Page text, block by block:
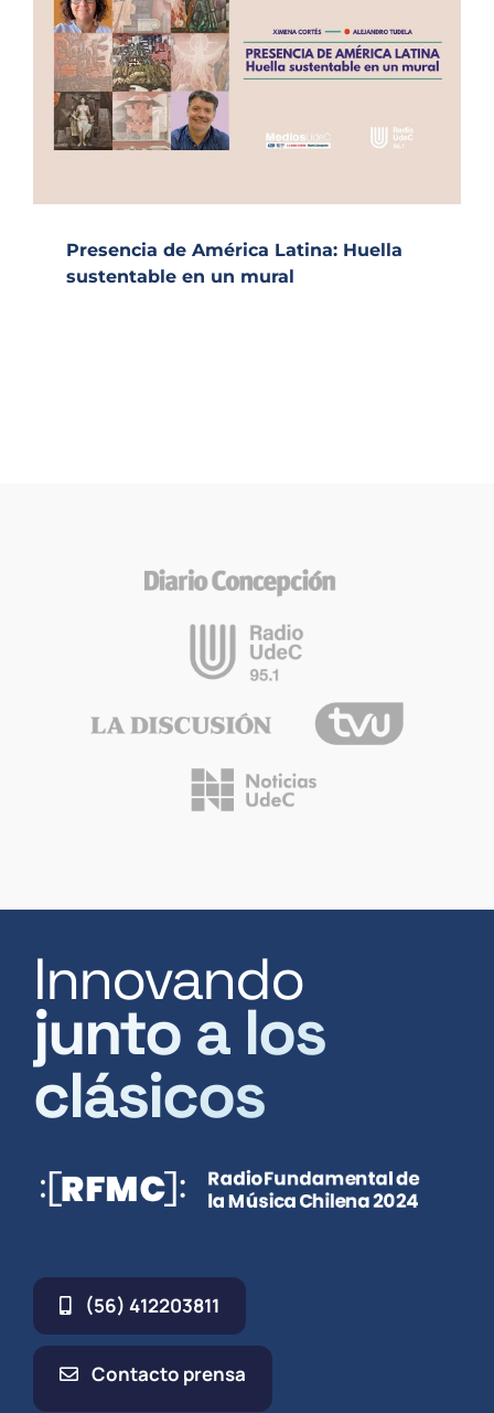
Presencia de América Latina: Huella
sustentable en un mural
Innovando
junto a los
clásicos
(56) 412203811
Contacto prensa